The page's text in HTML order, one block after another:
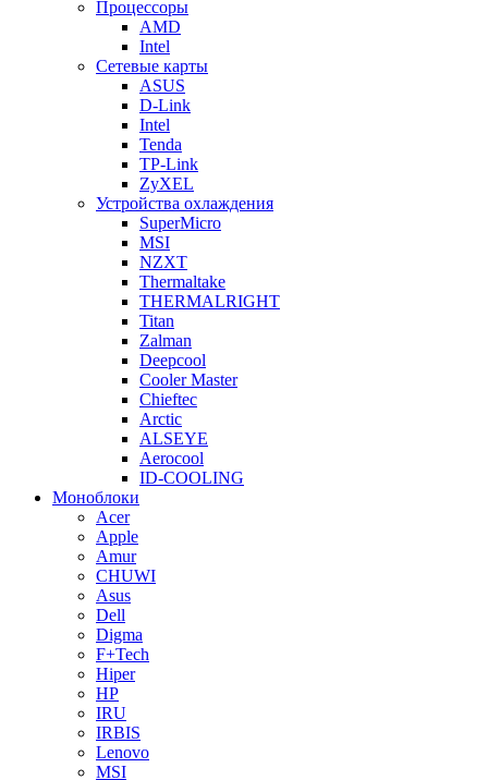
Процессоры
AMD
Intel
Сетевые карты
ASUS
D-Link
Intel
Tenda
TP-Link
ZyXEL
Устройства охлаждения
SuperMicro
MSI
NZXT
Thermaltake
THERMALRIGHT
Titan
Zalman
Deepcool
Cooler Master
Chieftec
Arctic
ALSEYE
Aerocool
ID-COOLING
Моноблоки
Acer
Apple
Amur
CHUWI
Asus
Dell
Digma
F+Tech
Hiper
HP
IRU
IRBIS
Lenovo
MSI